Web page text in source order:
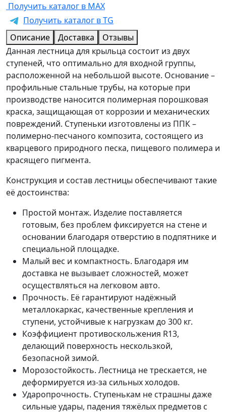
Получить каталог в MAX
Получить каталог в TG
Описание
Доставка
Отзывы
Данная лестница для крыльца состоит из двух
ступеней, что оптимально для входной группы,
расположенной на небольшой высоте. Основание –
профильные стальные трубы, на которые при
производстве наносится полимерная порошковая
краска, защищающая от коррозии и механических
повреждений. Ступеньки изготовлены из ППК –
полимерно-песчаного композита, состоящего из
кварцевого природного песка, пищевого полимера и
красящего пигмента.
Конструкция и состав лестницы обеспечивают такие
её достоинства:
Простой монтаж. Изделие поставляется
готовым, без проблем фиксируется на стене и
основании благодаря отверстию в подпятнике и
специальной площадке.
Малый вес и компактность. Благодаря им
доставка не вызывает сложностей, может
осуществляться на легковом авто.
Прочность. Её гарантируют надёжный
металлокаркас, качественные крепления и
ступени, устойчивые к нагрузкам до 300 кг.
Коэффициент противоскольжения R13,
делающий поверхность нескользкой,
безопасной зимой.
Морозостойкость. Лестница не трескается, не
деформируется из-за сильных холодов.
Ударопрочность. Ступенькам не страшны даже
сильные удары, падения тяжёлых предметов с